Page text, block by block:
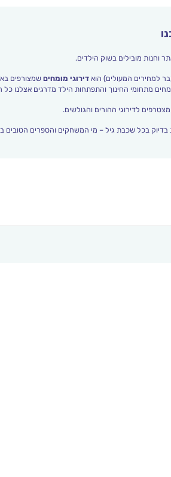
וחנות מובילים בשוק הילדים.
למחירים המעולים) הוא דירוגי מומחיםשמצורפים
לדירוגי ההורים והגולשים.
בכל שכבת גיל – מי המשחקים והספרים הטובים